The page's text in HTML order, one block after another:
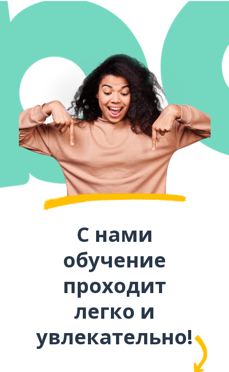
С нами
обучение
проходит
легко и
увлекательно!